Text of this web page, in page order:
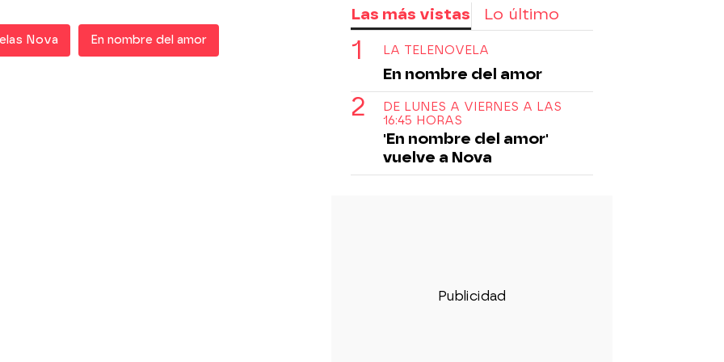
Nova En nombre del amor
Las más vistas Lo último
LA TELENOVELA
En nombre del amor
DE LUNES A VIERNES A LAS
16:45 HORAS
'En nombre del amor'
vuelve a Nova